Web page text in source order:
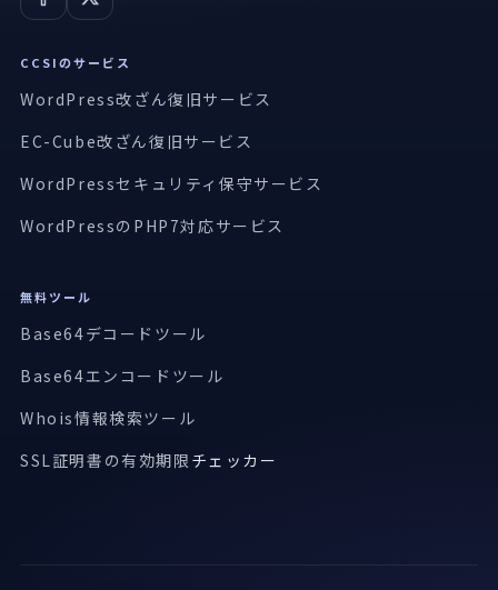
CCSIのサービス
WordPress改ざん復旧サービス
EC-Cube改ざん復旧サービス
WordPressセキュリティ保守サービス
WordPressのPHP7対応サービス
無料ツール
Base64デコードツール
Base64エンコードツール
Whois情報検索ツール
SSL証明書の有効期限 チェッカー